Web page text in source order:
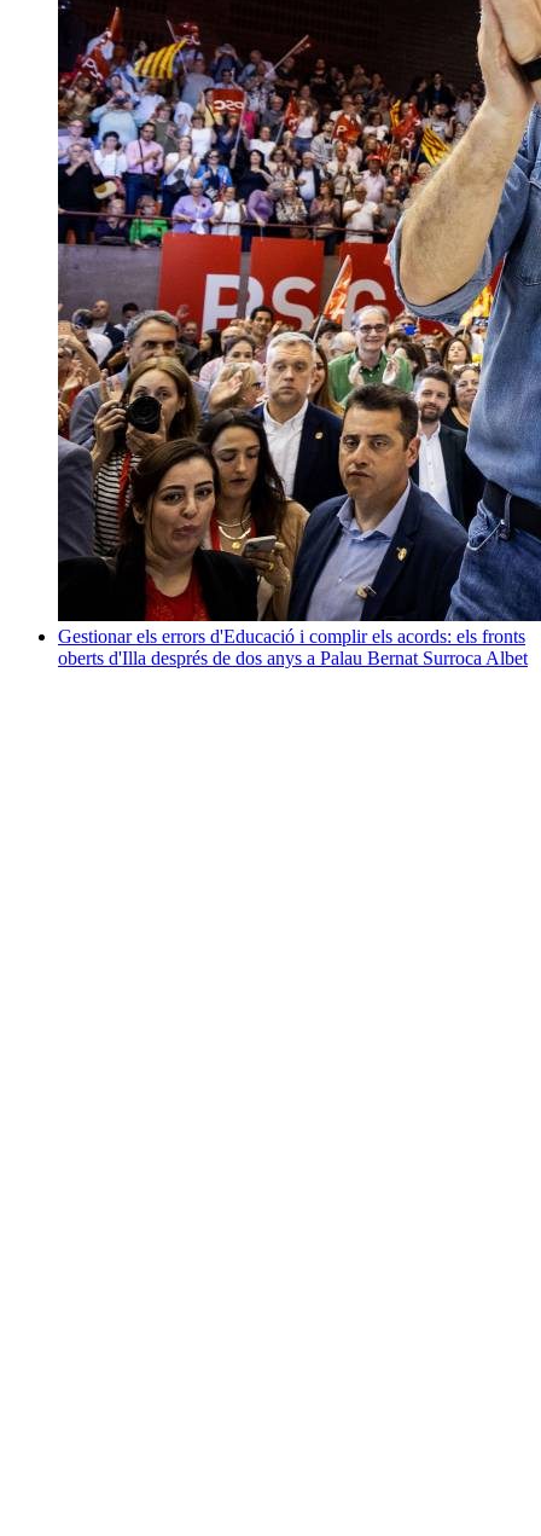
Gestionar els errors d'Educació i complir els acords: els fronts
oberts d'Illa després de dos anys a Palau Bernat Surroca Albet